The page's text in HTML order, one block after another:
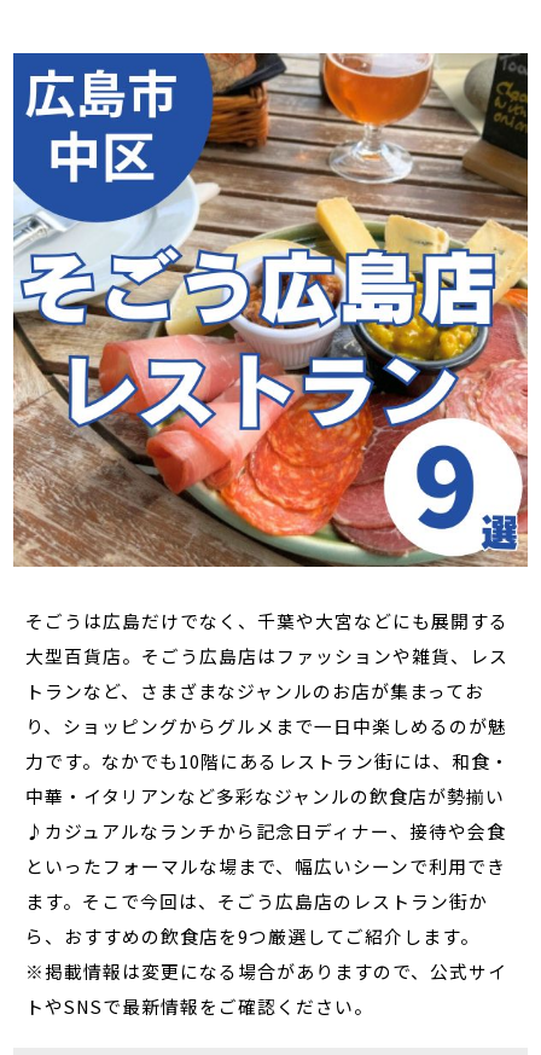
そごうは広島だけでなく、千葉や大宮などにも展開する
大型百貨店。そごう広島店はファッションや雑貨、レス
トランなど、さまざまなジャンルのお店が集まってお
り、ショッピングからグルメまで一日中楽しめるのが魅
力です。なかでも10階にあるレストラン街には、和食・
中華・イタリアンなど多彩なジャンルの飲食店が勢揃い
♪カジュアルなランチから記念日ディナー、接待や会食
といったフォーマルな場まで、幅広いシーンで利用でき
ます。そこで今回は、そごう広島店のレストラン街か
ら、おすすめの飲食店を9つ厳選してご紹介します。
※掲載情報は変更になる場合がありますので、公式サイ
トやSNSで最新情報をご確認ください。